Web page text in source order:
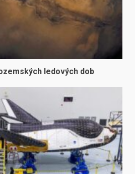
ledových dob